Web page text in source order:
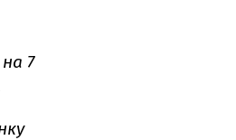
7